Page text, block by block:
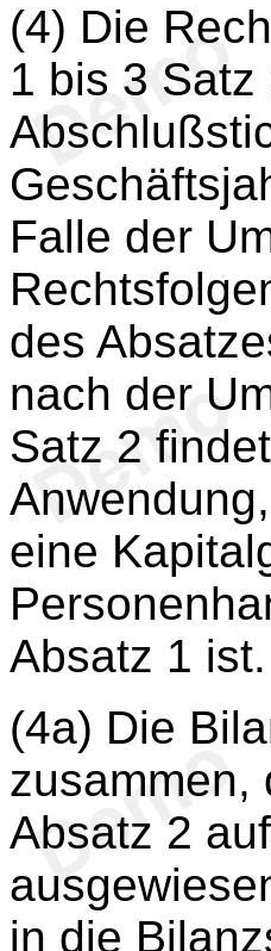
(4) Die
1 bis 3
Falle der
des
nach der
Satz 2
eine
Absatz 1 ist.
(4a) Die
Absatz 2
in die